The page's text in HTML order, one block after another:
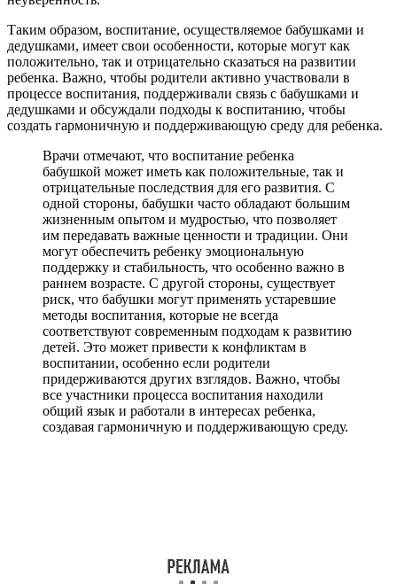
Таким образом, воспитание, осуществляемое бабушками и
дедушками, имеет свои особенности, которые могут как
положительно, так и отрицательно сказаться на развитии
ребенка. Важно, чтобы родители активно участвовали в
процессе воспитания, поддерживали связь с бабушками и
дедушками и обсуждали подходы к воспитанию, чтобы
создать гармоничную и поддерживающую среду для ребенка.
Врачи отмечают, что воспитание ребенка
бабушкой может иметь как положительные, так и
отрицательные последствия для его развития. С
одной стороны, бабушки часто обладают большим
жизненным опытом и мудростью, что позволяет
им передавать важные ценности и традиции. Они
могут обеспечить ребенку эмоциональную
поддержку и стабильность, что особенно важно в
раннем возрасте. С другой стороны, существует
риск, что бабушки могут применять устаревшие
методы воспитания, которые не всегда
соответствуют современным подходам к развитию
детей. Это может привести к конфликтам в
воспитании, особенно если родители
придерживаются других взглядов. Важно, чтобы
все участники процесса воспитания находили
общий язык и работали в интересах ребенка,
создавая гармоничную и поддерживающую среду.